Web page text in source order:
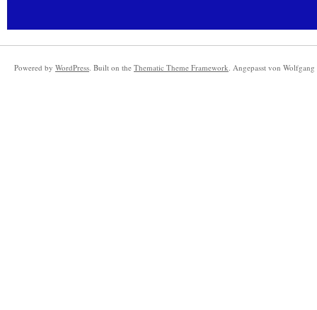
Powered by WordPress. Built on the Thematic Theme Framework. Angepasst von